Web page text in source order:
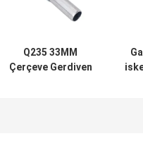
Q235 33MM
Çerçeve Gerdiven